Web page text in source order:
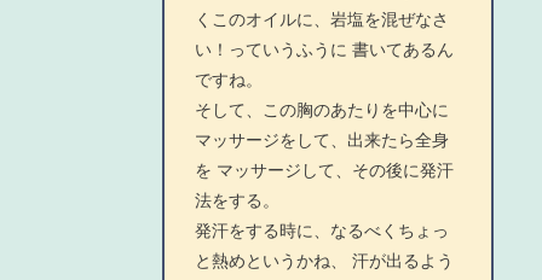
くこのオイルに、岩塩を混ぜなさ
い！っていうふうに 書いてあるん
ですね。
そして、この胸のあたりを中心に
マッサージをして、出来たら全身
を マッサージして、その後に発汗
法をする。
発汗をする時に、なるべくちょっ
と熱めというかね、 汗が出るよう